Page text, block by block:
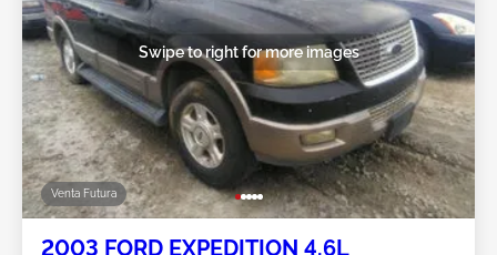
Venta Futura
Swipe to right for more images
2003 FORD EXPEDITION 4.6L